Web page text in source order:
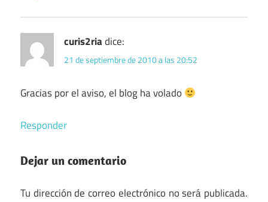
curis2riadice:
21 de septiembre de 2010 a las 20:52
Gracias por el aviso, el blog ha volado
Responder
Dejar un comentario
Tu dirección de correo electrónico no será publicada.